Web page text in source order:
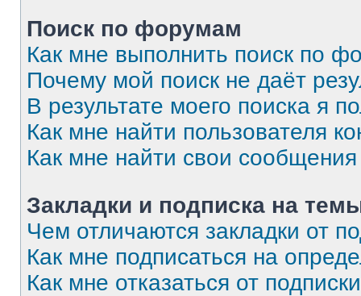
Поиск по форумам
Как мне выполнить поиск по
Почему мой поиск не даёт
В результате моего поиска я
Как мне найти пользователя
Как мне найти свои
Закладки и подписка на
Чем отличаются закладки от
Как мне подписаться на
Как мне отказаться от